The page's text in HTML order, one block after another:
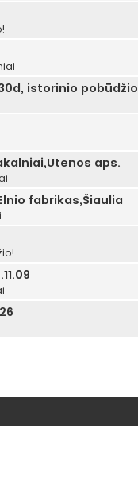
istorinio pobūdžio
aps.
Elnio fabrikas,Šiaulia